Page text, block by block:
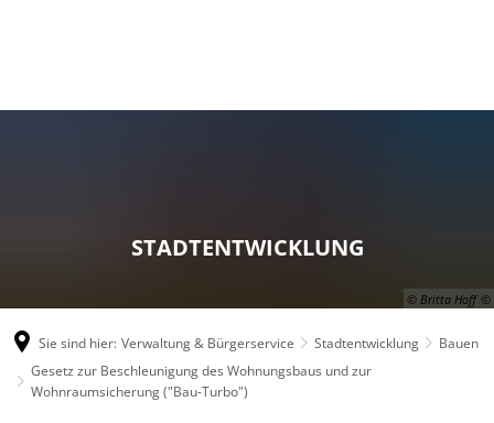
© Britta Hoff
STADTENTWICKLUNG
Sie sind hier: Verwaltung & Bürgerservice Stadtentwicklung
Bauen
Gesetz zur Beschleunigung des Wohnungsbaus und zur
Wohnraumsicherung ("Bau-Turbo")